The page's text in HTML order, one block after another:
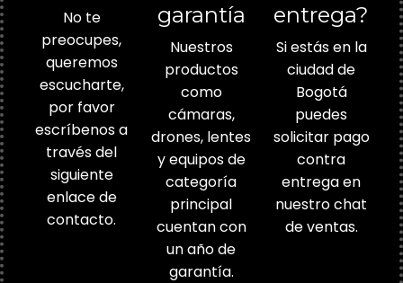
No te
preocupes,
queremos
escucharte,
por favor
escríbenos a
través del
siguiente
enlace de
contacto.
garantía
Nuestros
productos
como
cámaras,
drones, lentes
y equipos de
categoría
principal
cuentan con
un año de
garantía.
entrega?
Si estás en la
ciudad de
Bogotá
puedes
solicitar pago
contra
entrega en
nuestro chat
de ventas.